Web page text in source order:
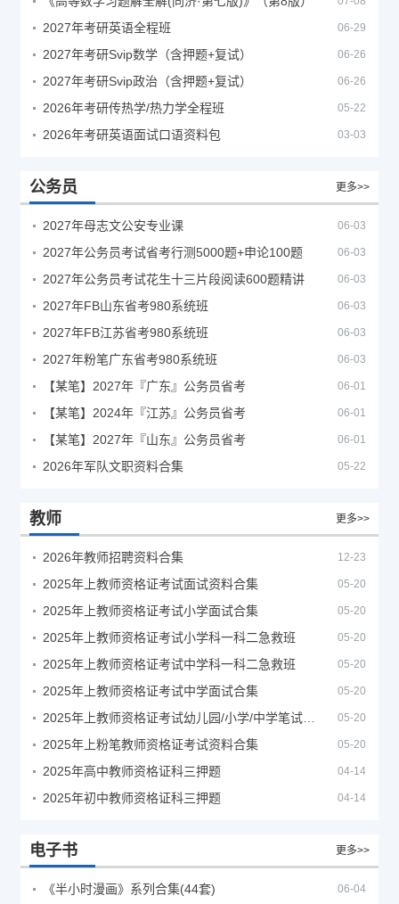
2027年考研英语全程班 06-29
2027年考研Svip数学（含押题+复试） 06-26
2027年考研Svip政治（含押题+复试） 06-26
2026年考研传热学/热力学全程班 05-22
2026年考研英语面试口语资料包 03-03
公务员 更多>>
2027年母志文公安专业课 06-03
2027年公务员考试省考行测5000题+申论100题 06-03
2027年公务员考试花生十三片段阅读600题精讲 06-03
2027年FB山东省考980系统班 06-03
2027年FB江苏省考980系统班 06-03
2027年粉笔广东省考980系统班 06-03
【某笔】2027年『广东』公务员省考 06-01
【某笔】2024年『江苏』公务员省考 06-01
【某笔】2027年『山东』公务员省考 06-01
2026年军队文职资料合集 05-22
教师 更多>>
2026年教师招聘资料合集 12-23
2025年上教师资格证考试面试资料合集 05-20
2025年上教师资格证考试小学面试合集 05-20
2025年上教师资格证考试小学科一科二急救班 05-20
2025年上教师资格证考试中学科一科二急救班 05-20
2025年上教师资格证考试中学面试合集 05-20
05-20
2025年上粉笔教师资格证考试资料合集 05-20
2025年高中教师资格证科三押题 04-14
2025年初中教师资格证科三押题 04-14
电子书 更多>>
《半小时漫画》系列合集(44套) 06-04